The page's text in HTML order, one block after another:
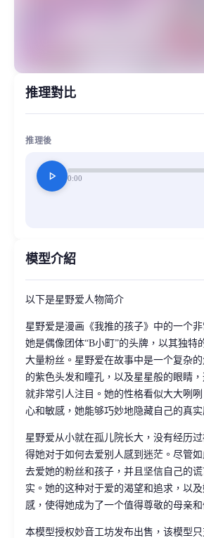
推理對比
推理後
play_arrow 0:00
模型介紹
以下是星野爱人物简介
星野爱是漫画《我推的孩子》中的一个非
她是偶像团体“B小町”的头牌，以其独特
大量粉丝。星野爱在故事中是一个复杂
的紫色头发和瞳孔，以及星星般的眼睛
就非常引人注目。她的性格看似大大咧
心和敏感，她能够巧妙地隐藏自己的真实
星野爱从小就在孤儿院长大，没有经历
得她对于如何去爱别人感到迷茫。尽管
去爱她的粉丝和孩子，并且坚信自己的
实。她的这种对于爱的渴望和追求，以
感，使得她成为了一个值得尊敬的母亲和
本模型授权妙音工坊发布出售，该模型